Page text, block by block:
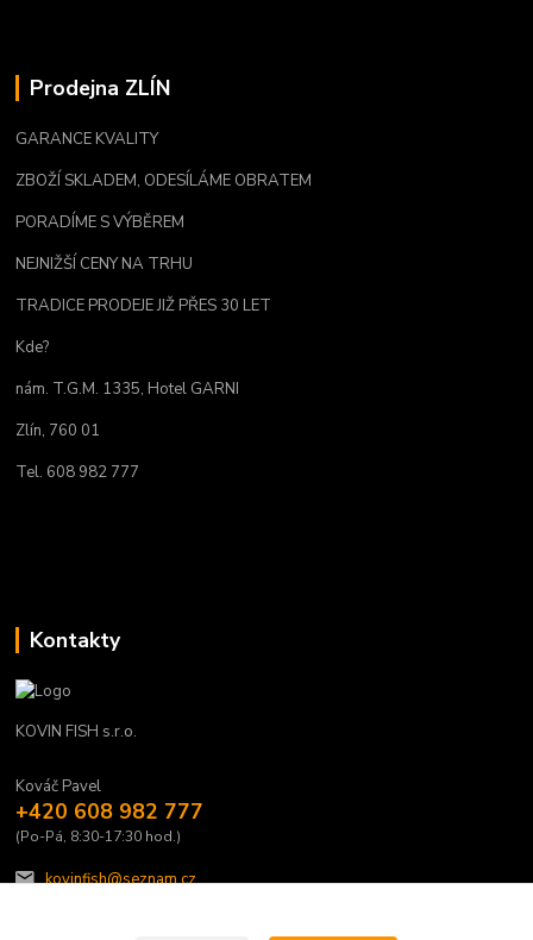
Prodejna ZLÍN
GARANCE KVALITY
ZBOŽÍ SKLADEM, ODESÍLÁME OBRATEM
PORADÍME S VÝBĚREM
NEJNIŽŠÍ CENY NA TRHU
TRADICE PRODEJE JIŽ PŘES 30 LET
Kde?
nám. T.G.M. 1335, Hotel GARNI
Zlín, 760 01
Tel. 608 982 777
Kontakty
KOVIN FISH s.r.o.
Kováč Pavel
+420 608 982 777
(Po-Pá, 8:30-17:30 hod.)
kovinfish@seznam.cz